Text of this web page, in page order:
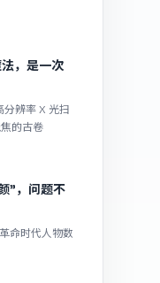
，是一次
辨率 X 光扫
的古卷
”，问题不
命时代人物数